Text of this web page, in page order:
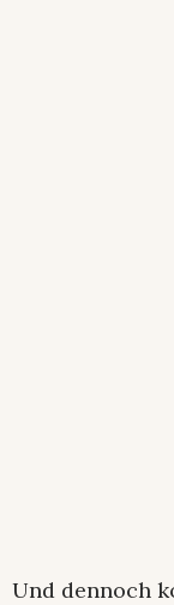
Und dennoch